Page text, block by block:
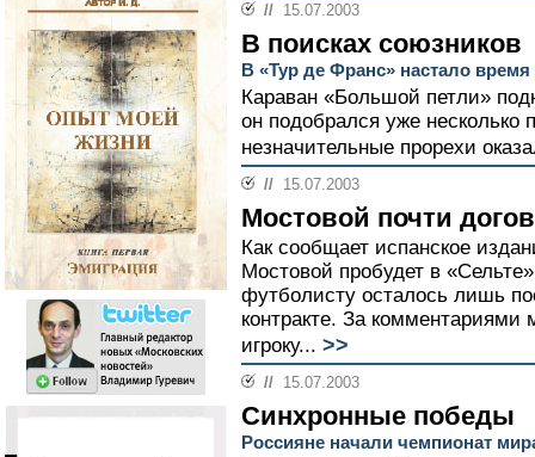
// 15.07.2003
В поисках союзников
В «Тур де Франс» настало
Караван «Большой петли»
он подобрался уже несколько
незначительные прорехи
// 15.07.2003
Мостовой почти
Как сообщает испанское
Мостовой пробудет в
футболисту осталось лишь
контракте. За
игроку... >>
// 15.07.2003
Синхронные победы
Россияне начали чемпионат